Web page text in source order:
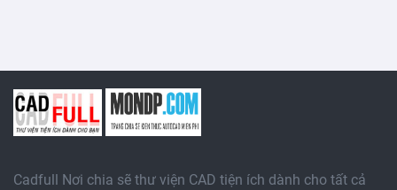
Cadfull Nơi chia sẽ thư viện CAD tiện ích dành cho tất cả